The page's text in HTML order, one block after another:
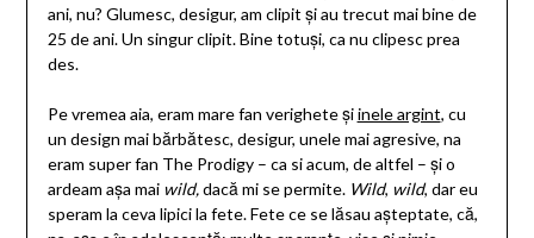
ani, nu? Glumesc, desigur, am clipit și au trecut mai bine de
25 de ani. Un singur clipit. Bine totuși, ca nu clipesc prea
des.
Pe vremea aia, eram mare fan verighete șiinele argint, cu
un design mai bărbătesc, desigur, unele mai agresive, na
eram super fan The Prodigy – ca si acum, de altfel – și o
ardeam așa mai wild,dacă mi se permite. Wild, wild, dar eu
speram la ceva lipici la fete. Fete ce se lăsau așteptate, că,